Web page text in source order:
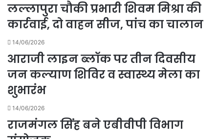
लल्लापुरा चौकी प्रभारी शिवम मिश्रा की
कार्रवाई, दो वाहन सीज, पांच का चालान
14/06/2026
आराजी लाइन ब्लॉक पर तीन दिवसीय
जन कल्याण शिविर व स्वास्थ्य मेला का
शुभारंभ
14/06/2026
राजमंगल सिंह बने एबीवीपी विभाग